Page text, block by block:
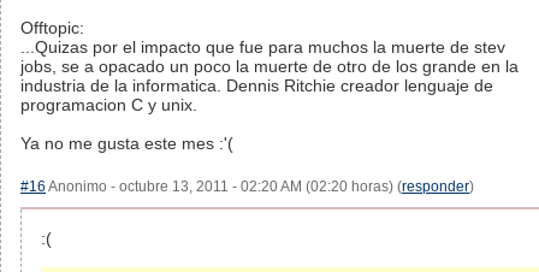
Offtopic:
...Quizas por el impacto que fue para muchos la muerte de stev
jobs, se a opacado un poco la muerte de otro de los grande en la
industria de la informatica. Dennis Ritchie creador lenguaje de
programacion C y unix.
Ya no me gusta este mes :'(
#16 Anonimo - octubre 13, 2011 - 02:20 AM (02:20 horas) (responder)
:(